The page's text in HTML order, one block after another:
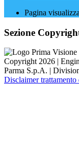
Pagina
Sezione
Copyright 2026 |
Parma S.p.A. |
Disclaimer trattamento